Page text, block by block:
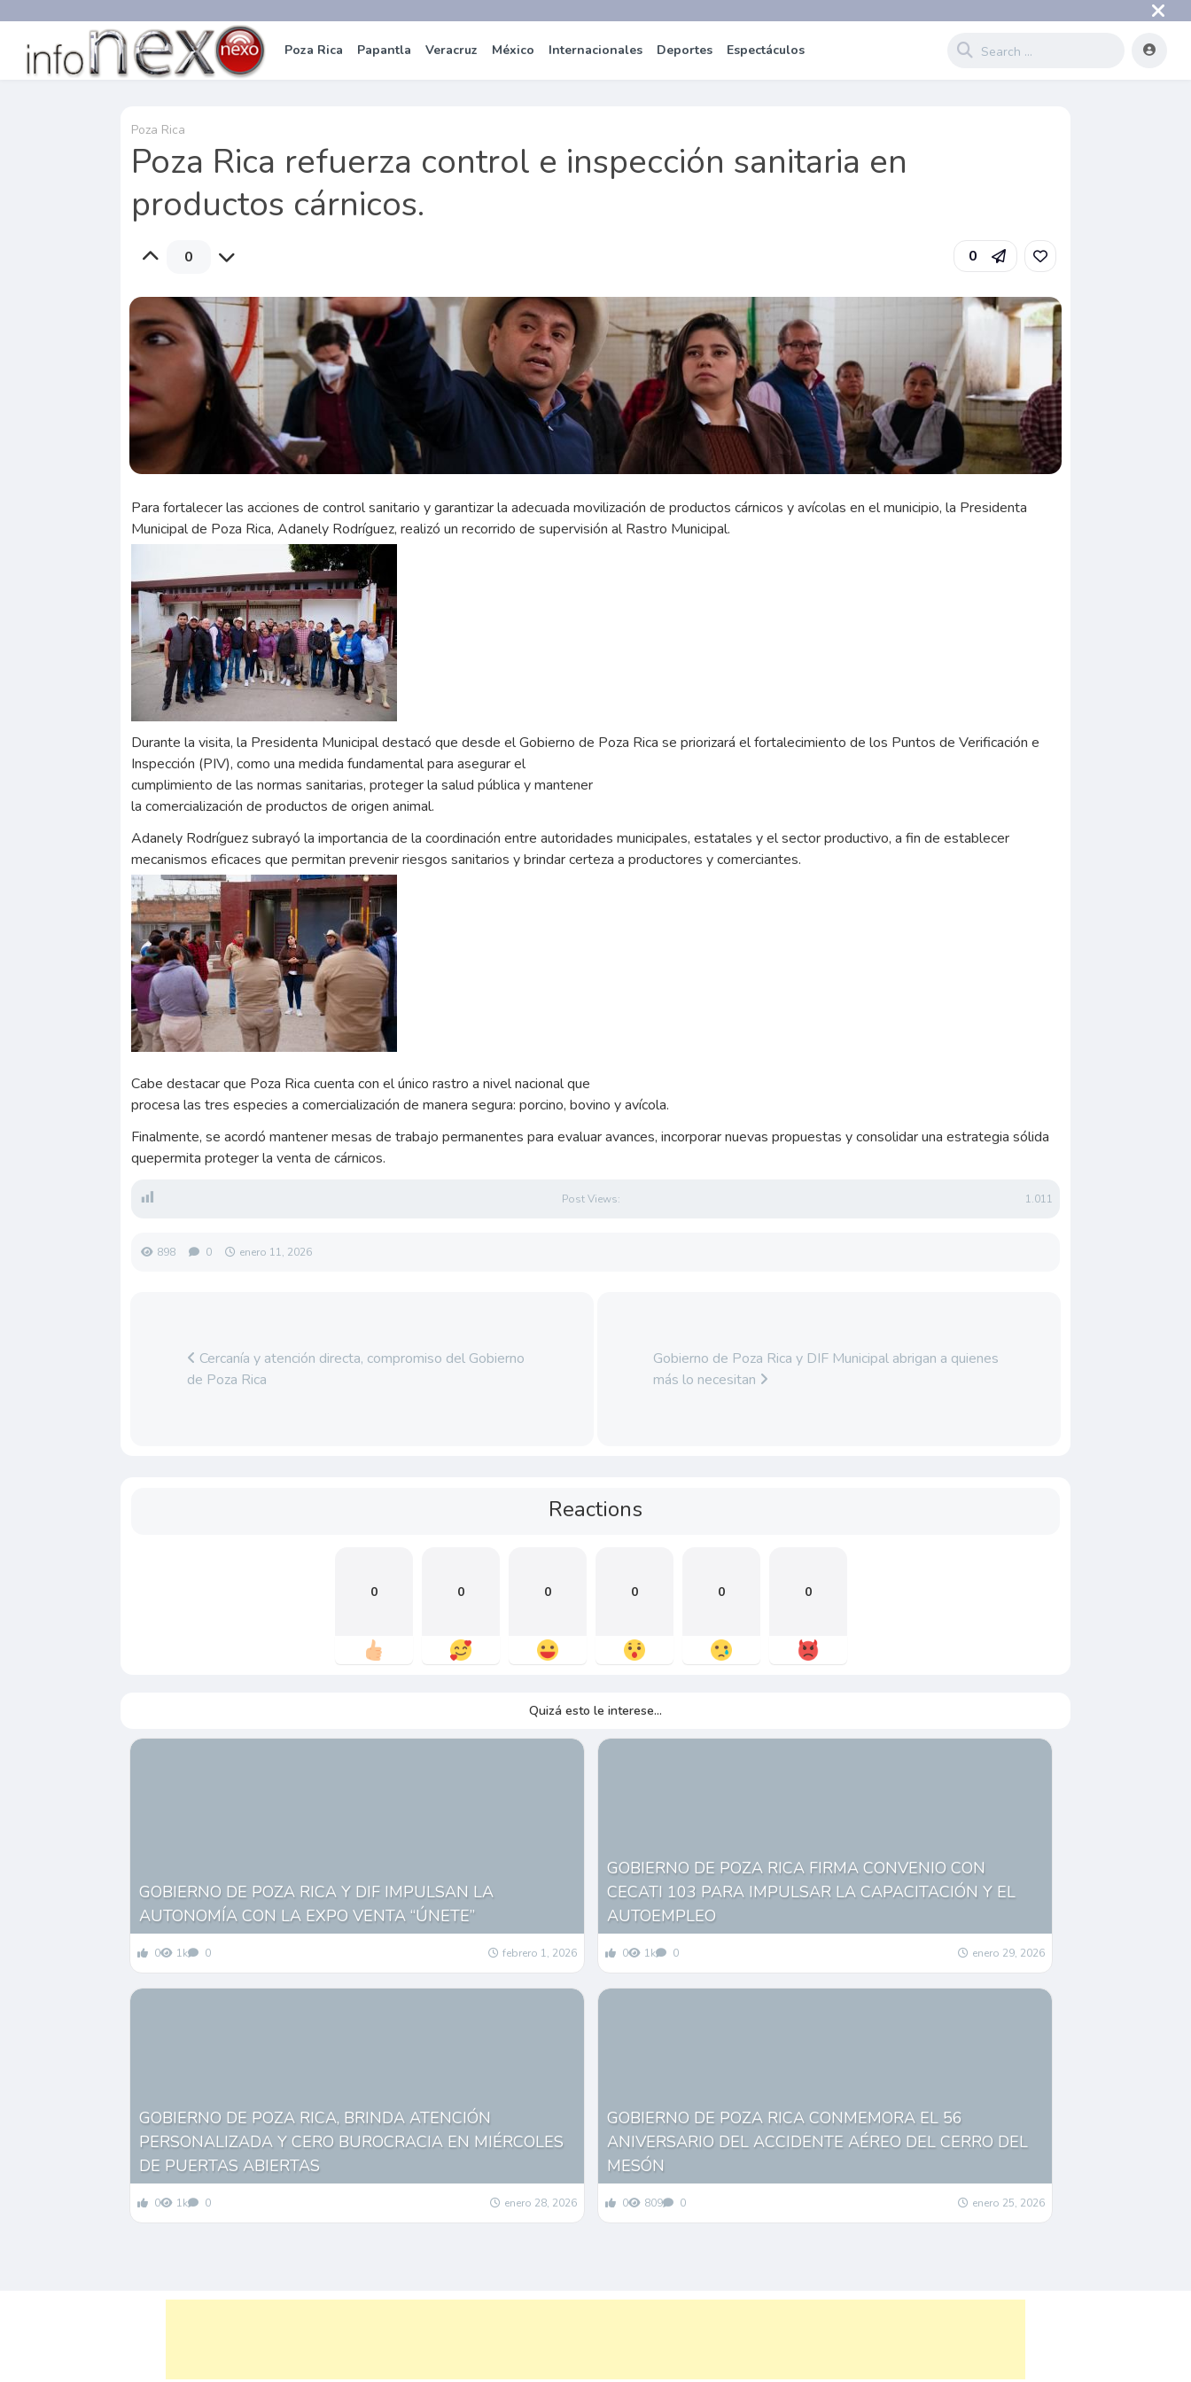
Poza Rica Papantla Veracruz México Internacionales Deportes Espectáculos
Poza Rica
Poza Rica refuerza control e inspección sanitaria en
productos cárnicos.
0 0
Para fortalecer las acciones de control sanitario y garantizar la adecuada movilización de productos cárnicos y avícolas en el municipio, la Presidenta
Municipal de Poza Rica, Adanely Rodríguez, realizó un recorrido de supervisión al Rastro Municipal.
Durante la visita, la Presidenta Municipal destacó que desde el Gobierno de Poza Rica se priorizará el fortalecimiento de los Puntos de Verificación e
Inspección (PIV), como una medida fundamental para asegurar el
cumplimiento de las normas sanitarias, proteger la salud pública y mantener
la comercialización de productos de origen animal.
Adanely Rodríguez subrayó la importancia de la coordinación entre autoridades municipales, estatales y el sector productivo, a fin de establecer
mecanismos eficaces que permitan prevenir riesgos sanitarios y brindar certeza a productores y comerciantes.
Cabe destacar que Poza Rica cuenta con el único rastro a nivel nacional que
procesa las tres especies a comercialización de manera segura: porcino, bovino y avícola.
Finalmente, se acordó mantener mesas de trabajo permanentes para evaluar avances, incorporar nuevas propuestas y consolidar una estrategia sólida
quepermita proteger la venta de cárnicos.
Post Views: 1.011
898 0 enero 11, 2026
Cercanía y atención directa, compromiso del Gobierno
de Poza Rica
Gobierno de Poza Rica y DIF Municipal abrigan a quienes
más lo necesitan
Reactions
0 0 0 0 0 0
Quizá esto le interese...
GOBIERNO DE POZA RICA Y DIF IMPULSAN LA
AUTONOMÍA CON LA EXPO VENTA “ÚNETE”
0 1k 0 febrero 1, 2026
GOBIERNO DE POZA RICA FIRMA CONVENIO CON
CECATI 103 PARA IMPULSAR LA CAPACITACIÓN Y EL
AUTOEMPLEO
0 1k 0 enero 29, 2026
GOBIERNO DE POZA RICA, BRINDA ATENCIÓN
PERSONALIZADA Y CERO BUROCRACIA EN MIÉRCOLES
DE PUERTAS ABIERTAS
0 1k 0 enero 28, 2026
GOBIERNO DE POZA RICA CONMEMORA EL 56
ANIVERSARIO DEL ACCIDENTE AÉREO DEL CERRO DEL
MESÓN
0 809 0 enero 25, 2026